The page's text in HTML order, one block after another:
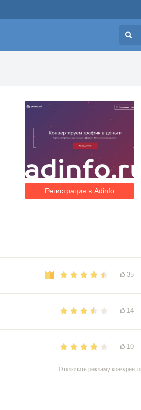
Регистрация в Adinfo
35
14
10
Отключить рекламу